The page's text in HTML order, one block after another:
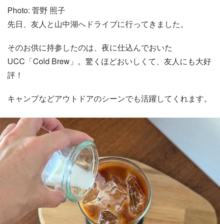
Photo: 菅野 照子
先日、友人と山中湖へドライブに行ってきました。
そのお供に持参したのは、夜に仕込んでおいた
UCC「Cold Brew」。驚くほどおいしくて、友人にも大好
評！
キャンプなどアウトドアのシーンでも活躍してくれます。